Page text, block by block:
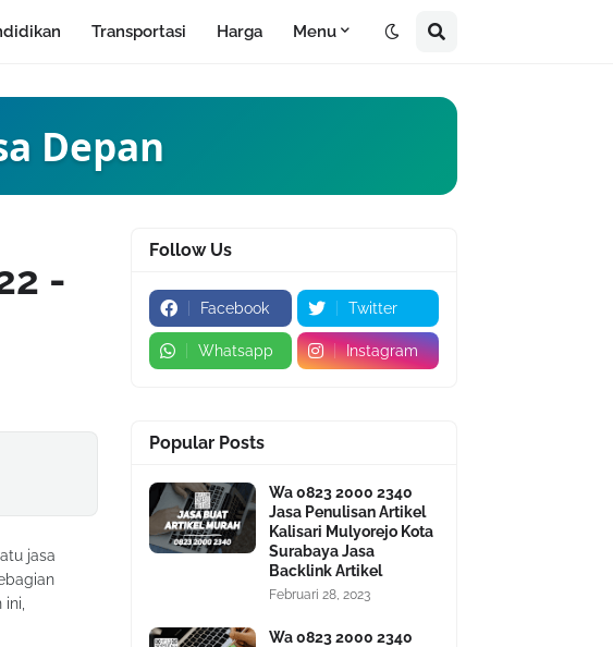
Transportasi Harga Menu
Depan
-
jasa
Follow Us
Facebook Twitter
Whatsapp Instagram
Popular Posts
Wa 0823 2000 2340
Jasa Penulisan Artikel
Kalisari Mulyorejo Kota
Surabaya Jasa
Backlink Artikel
Februari 28, 2023
Wa 0823 2000 2340